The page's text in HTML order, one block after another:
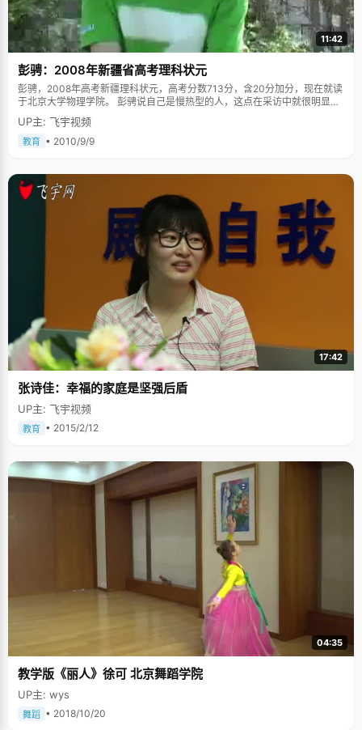
11:42
彭骋：2008年新疆省高考理科状元
彭骋，2008年高考新疆理科状元，高考分数713分，含20分加分，现在就读
于北京大学物理学院。 彭骋说自己是慢热型的人，这点在采访中就很明显。
起初，他还是一副内敛、严肃的表情，记者问一句，他答半句，一度让我们
很头疼。经过半小时磨合，彭骋才开始上了情绪，越说越顺，越说越多，妙
语连珠，时而还蹦出几句冷笑话，让人忍俊不禁。 从上学期到高考状元，彭
考，一举拿了个状元，很自然的就走到了这一步。尽管有如此骄傲的履历，
彭骋依然显得很谦虚，他总是说，北大高手太多了，还得再努力。 宽松的家
情，而且学习好，也是很多因素的综合，比如说家庭氛围，他就非常感激父
母，从小不给学习压力，只要做事情的时候全力以赴，尽力了就好，结果都
不是最重要的。"在家里，我爸和我妈分担我学习生活的两部分"，彭骋
说，"每次的作业质量，考试成绩由妈妈在管，爸爸则负责陪我玩。我们经常
一起下棋、打游戏，氛围比较轻松。"如果学得很累了，爸妈就会劝他休息一
下，看看球赛，或者玩下电脑游戏。 临近高考的那段时间，也是所有家长和
同学压力最大的阶段，彭骋就用玩游戏让自己放松，因为不能实地踢足球，
他就玩《FIFA》实况足球过过瘾。但是彭骋也不敢太沉迷，非常自制，每次
只玩两三个小时就会自觉的去学习，因此父母也不用太操心。 早睡早起按时
作息 有好的作息时间才能有好的学习成绩。挑灯夜战，晚睡早起的做法虽可
以理解，但睡眠时间太短，大脑得不到应有的休息，就会影响反应敏感度、
记忆力、思维能力，也影响人的情绪。这样复习效率不高，考试时的状态也
不佳，常常是得不偿失。 彭骋是一个作息时间非常规律的人，他说自己是一
个不能缺觉的人。"高一高二的时候，我基本都是晚上1:00（北京时间
样"。他觉得，熬夜这件事，听起来很美，其实往往是得不偿失，"晚上看书
白天睡觉，生物钟正好跟老师上课学知识、考试的时间相反，大脑不能很好
了学习策略，在正确率上作文章。"效率高很重要，我知道自己做得慢，所以
每一道题都踏实认真，力求都作对",彭骋说，"我的数学基本是看不到最后一
道题的，但是我能保证之前的全作对，也能得到一个很好的分数"。 在考前最
后两个星期，更是要抓紧时间做最容易提升考分的练习。彭骋每天会在脑子
里列出一张表，把每天该做的事情列详细了，照着表去完成任务。会做的题
适当巩固，平时经常出错的就重点攻克，按照自身水平去做最后的复习重
点，圈出自己认为可以掌握的，划出有能力攻克但是常错的，暂时剔出看不
懂听不明白的，不让能够掌握的分数跑掉才是硬道理。 彭骋的高考寄语：能
追无尽景，始是登高人。高三是上天赠给我们的一块磨石，用来磨去我们的
轻狂、躁动与恐慌，并在打磨的同时赋予我们新的内涵。心存高远，加上坚
持不渝的努力，才能带给你成功；而在追求成功的过程中，若能保持一种平
静而有激情的心态，则定会快乐而无忧。
UP主: 飞宇视频
教育 • 2010/9/9
17:42
张诗佳：幸福的家庭是坚强后盾
UP主: 飞宇视频
教育 • 2015/2/12
04:35
教学版《丽人》徐可 北京舞蹈学院
UP主: wys
舞蹈 • 2018/10/20